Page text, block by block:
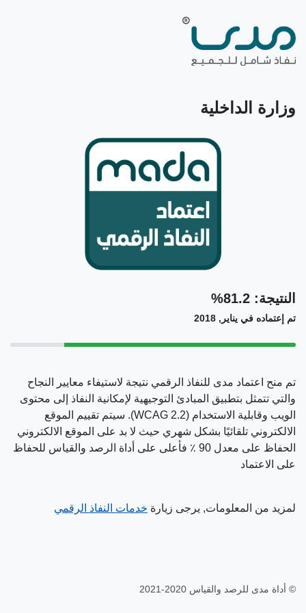
وزارة الداخلية
النتيجة: 81.2%
تم إعتماده في يناير, 2018
تم منح اعتماد مدى للنفاذ الرقمي نتيجة لاستيفاء معايير النجاح
والتي تتمثل بتطبيق المبادئ التوجيهية لإمكانية النفاذ إلى محتوى
الويب وقابلية الاستخدام (WCAG 2.2). سيتم تقييم الموقع
الالكتروني تلقائيًا بشكل شهري حيث لا بد على الموقع الالكتروني
الحفاظ على معدل 90 ٪ فأعلى على أداة الرصد والقياس للحفاظ
على الاعتماد
لمزيد من المعلومات, يرجى زيارة خدمات النفاذ الرقمي
© أداة مدى للرصد والقياس 2020-2021